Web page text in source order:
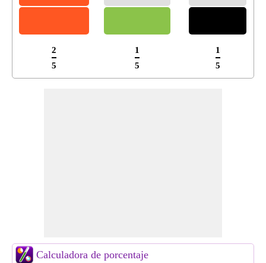
2
5
1
5
1
5
Calculadora de porcentaje